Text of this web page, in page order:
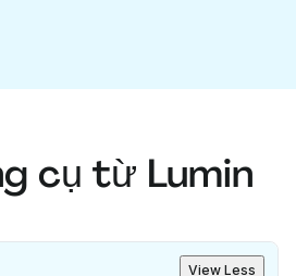
cụ từ Lumin
View Less